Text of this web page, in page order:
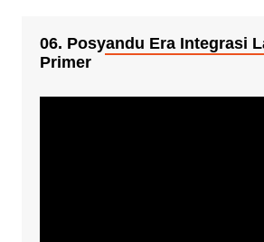
06. Posyandu Era Integrasi
Primer